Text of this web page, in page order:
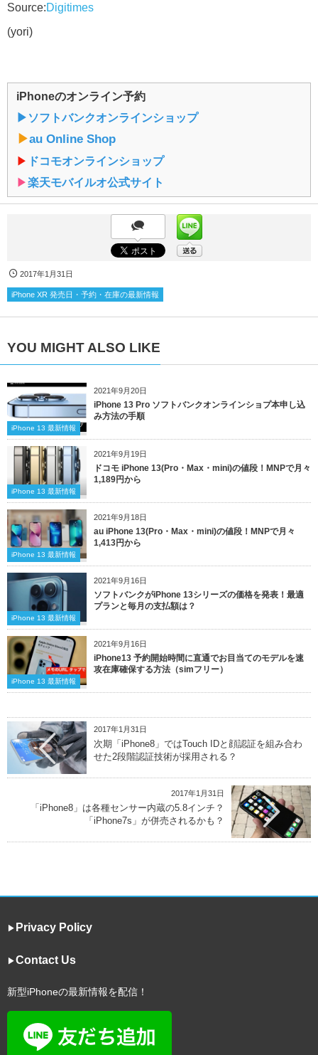
Source:Digitimes
(yori)
iPhoneのオンライン予約
▶︎ソフトバンクオンラインショップ
▶︎au Online Shop
▶︎ ドコモオンラインショップ
▶︎楽天モバイルオ公式サイト
2017年1月31日
iPhone XR 発売日・予約・在庫の最新情報
YOU MIGHT ALSO LIKE
2021年9月20日
iPhone 13 最新情報
iPhone 13 Pro ソフトバンクオンラインショプ本申し込
み方法の手順
2021年9月19日
iPhone 13 最新情報
ドコモ iPhone 13(Pro・Max・mini)の値段！MNPで月々
1,189円から
2021年9月18日
iPhone 13 最新情報
au iPhone 13(Pro・Max・mini)の値段！MNPで月々
1,413円から
2021年9月16日
iPhone 13 最新情報
ソフトバンクがiPhone 13シリーズの価格を発表！最適
プランと毎月の支払額は？
2021年9月16日
iPhone 13 最新情報
iPhone13 予約開始時間に直通でお目当てのモデルを速
攻在庫確保する方法（simフリー）
2017年1月31日
次期「iPhone8」ではTouch IDと顔認証を組み合わ
せた2段階認証技術が採用される？
2017年1月31日
「iPhone8」は各種センサー内蔵の5.8インチ？
「iPhone7s」が併売されるかも？
▶︎ Privacy Policy
▶︎Contact Us
新型iPhoneの最新情報を配信！